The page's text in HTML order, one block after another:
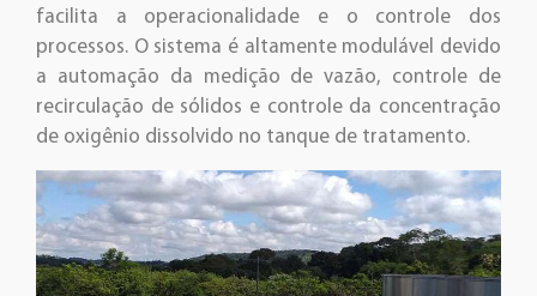
facilita a operacionalidade e o controle dos
processos. O sistema é altamente modulável devido
a automação da medição de vazão, controle de
recirculação de sólidos e controle da concentração
de oxigênio dissolvido no tanque de tratamento.